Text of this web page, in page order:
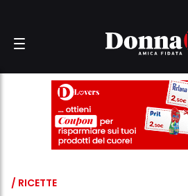
/ RICETTE